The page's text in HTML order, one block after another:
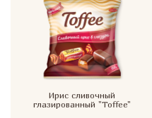
Ирис сливочный
глазированный "Toffee"